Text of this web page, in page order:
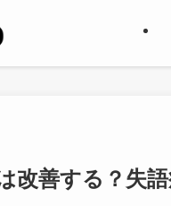
改善する？失